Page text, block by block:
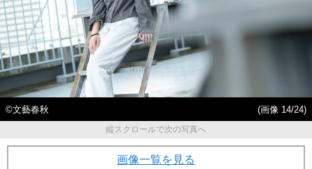
©文藝春秋
(画像 14/24)
縦スクロールで次の写真へ
画像一覧を見る